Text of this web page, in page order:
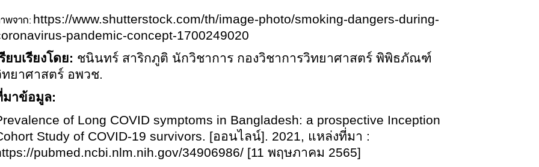
พจาก: https://www.shutterstock.com/th/image-photo/smoking-dangers-during-
pandemic-concept-1700249020
ยบเรียงโดย: ชนินทร์ สาริกภูติ นักวิชาการ กองวิชาการวิทยาศาสตร์ พิพิธภัณฑ์
ยาศาสตร์ อพวช.
าข้อมูล:
of Long COVID symptoms in Bangladesh: a prospective Inception
Study of COVID-19 survivors. [ออนไลน์]. 2021, แหล่งที่มา :
pubmed.ncbi.nlm.nih.gov/34906986/ [11 พฤษภาคม 2565]